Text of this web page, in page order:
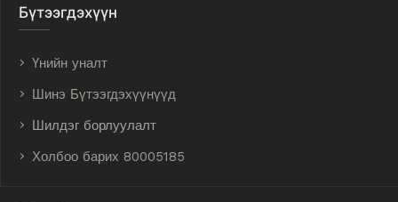
Бүтээгдэхүүн
Үнийн уналт
Шинэ Бүтээгдэхүүнүүд
Шилдэг борлуулалт
Холбоо барих 80005185